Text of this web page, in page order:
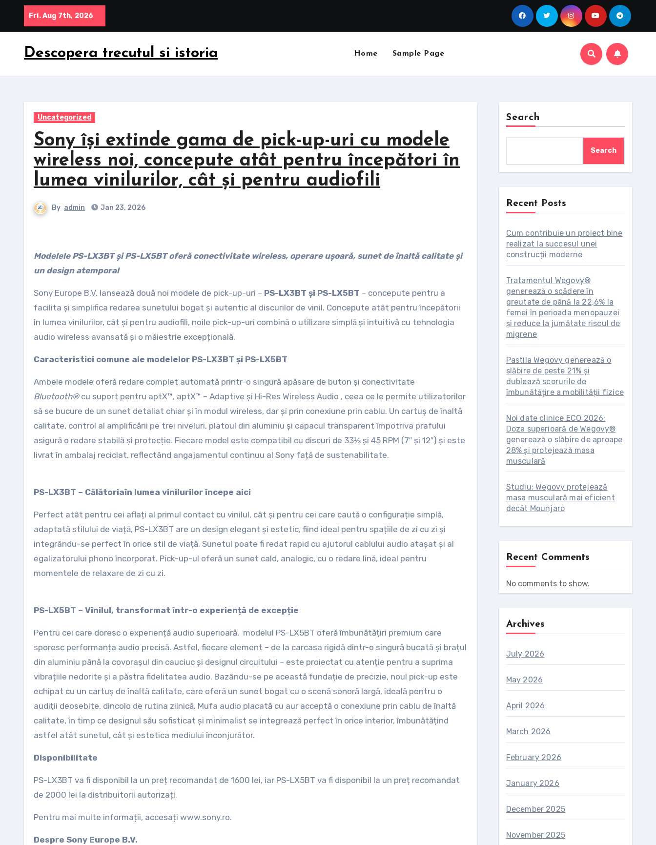
content
Fri. Aug 7th, 2026
Descopera trecutul si istoria Home Sample Page
Uncategorized
Sony își extinde gama de pick-up-uri cu modele
wireless noi, concepute atât pentru începători în
lumea vinilurilor, cât și pentru audiofili
By admin Jan 23, 2026
Modelele PS-LX3BT și PS-LX5BT oferă conectivitate wireless, operare ușoară, sunet de înaltă calitate și
un design atemporal
Sony Europe B.V. lansează două noi modele de pick-up-uri – PS-LX3BT și PS-LX5BT – concepute pentru a
facilita și simplifica redarea sunetului bogat și autentic al discurilor de vinil. Concepute atât pentru începătorii
în lumea vinilurilor, cât și pentru audiofili, noile pick-up-uri combină o utilizare simplă și intuitivă cu tehnologia
audio wireless avansată și o măiestrie excepțională.
Caracteristici comune ale modelelor PS-LX3BT și PS-LX5BT
Ambele modele oferă redare complet automată printr-o singură apăsare de buton și conectivitate
Bluetooth®cu suport pentru aptX™, aptX™ – Adaptive și Hi-Res Wireless Audio , ceea ce le permite utilizatorilor
să se bucure de un sunet detaliat chiar și în modul wireless, dar și prin conexiune prin cablu. Un cartuș de înaltă
calitate, control al amplificării pe trei niveluri, platoul din aluminiu și capacul transparent împotriva prafului
asigură o redare stabilă și protecție. Fiecare model este compatibil cu discuri de 33⅓ și 45 RPM (7″ și 12″) și este
livrat în ambalaj reciclat, reflectând angajamentul continuu al Sony față de sustenabilitate.
PS-LX3BT – Călătoriaîn lumea vinilurilor începe aici
Perfect atât pentru cei aflați al primul contact cu vinilul, cât și pentru cei care caută o configurație simplă,
adaptată stilului de viață, PS-LX3BT are un design elegant și estetic, fiind ideal pentru spațiile de zi cu zi și
integrându-se perfect în orice stil de viață. Sunetul poate fi redat rapid cu ajutorul cablului audio atașat și al
egalizatorului phono încorporat. Pick-up-ul oferă un sunet cald, analogic, cu o redare lină, ideal pentru
momentele de relaxare de zi cu zi.
PS-LX5BT – Vinilul, transformat într-o experiență de excepție
Pentru cei care doresc o experiență audio superioară, modelul PS-LX5BT oferă îmbunătățiri premium care
sporesc performanța audio precisă. Astfel, fiecare element – de la carcasa rigidă dintr-o singură bucată și brațul
din aluminiu până la covorașul din cauciuc și designul circuitului – este proiectat cu atenție pentru a suprima
vibrațiile nedorite și a păstra fidelitatea audio. Bazându-se pe această fundație de precizie, noul pick-up este
echipat cu un cartuș de înaltă calitate, care oferă un sunet bogat cu o scenă sonoră largă, ideală pentru o
audiții deosebite, dincolo de rutina zilnică. Mufa audio placată cu aur acceptă o conexiune prin cablu de înaltă
calitate, în timp ce designul său sofisticat și minimalist se integrează perfect în orice interior, îmbunătățind
astfel atât sunetul, cât și estetica mediului înconjurător.
Disponibilitate
PS-LX3BT va fi disponibil la un preț recomandat de 1600 lei, iar PS-LX5BT va fi disponibil la un preț recomandat
de 2000 lei la distribuitorii autorizați.
Pentru mai multe informații, accesați www.sony.ro.
Despre Sony Europe B.V.
Search
Search
Recent Posts
Cum contribuie un proiect bine
realizat la succesul unei
construcții moderne
Tratamentul Wegovy®
generează o scădere în
greutate de până la 22,6% la
femei în perioada menopauzei
și reduce la jumătate riscul de
migrene
Pastila Wegovy generează o
slăbire de peste 21% și
dublează scorurile de
îmbunătățire a mobilității fizice
Noi date clinice ECO 2026:
Doza superioară de Wegovy®
generează o slăbire de aproape
28% și protejează masa
musculară
Studiu: Wegovy protejează
masa musculară mai eficient
decât Mounjaro
Recent Comments
No comments to show.
Archives
July 2026
May 2026
April 2026
March 2026
February 2026
January 2026
December 2025
November 2025